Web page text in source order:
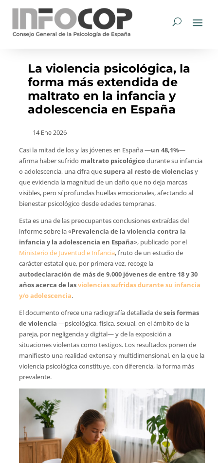
La violencia psicológica, la
forma más extendida de
maltrato en la infancia y
adolescencia en España
14 Ene 2026
Casi la mitad de los y las jóvenes en España —un 48,1%—
afirma haber sufrido maltrato psicológicodurante su infancia
o adolescencia, una cifra quesupera al resto de violenciasy
que evidencia la magnitud de un daño que no deja marcas
visibles, pero sí profundas huellas emocionales, afectando al
bienestar psicológico desde edades tempranas.
Esta es una de las preocupantes conclusiones extraídas del
informe sobre la «Prevalencia de la violencia contra la
infancia y la adolescencia en España», publicado por el
Ministerio de Juventud e Infancia, fruto de un estudio de
carácter estatal que, por primera vez, recoge la
autodeclaración de más de 9.000 jóvenes de entre 18 y 30
años acerca de lasviolencias sufridas durante su infancia
y/o adolescencia.
El documento ofrece una radiografía detallada deseis formas
de violencia —psicológica, física, sexual, en el ámbito de la
pareja, por negligencia y digital— y de la exposición a
situaciones violentas como testigos. Los resultados ponen de
manifiesto una realidad extensa y multidimensional, en la que la
violencia psicológica constituye, con diferencia, la forma más
prevalente.